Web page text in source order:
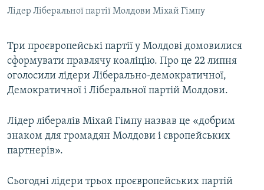
РУС
УКР
КТАТ
ДОЛУЧАЙСЯ!
Лідер Ліберальної партії Молдови Міхай Гімпу
Три проєвропейські партії у Молдові домовилися
сформувати правлячу коаліцію. Про це 22 липня
оголосили лідери Ліберально-демократичної,
Демократичної і Ліберальної партій Молдови.
Лідер лібералів Міхай Гімпу назвав це «добрим
знаком для громадян Молдови і європейських
партнерів».
Сьогодні лідери трьох проєвропейських партій